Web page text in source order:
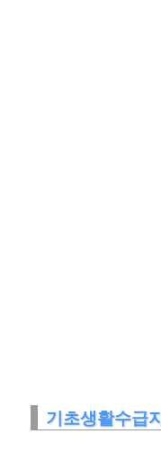
기초생활수급